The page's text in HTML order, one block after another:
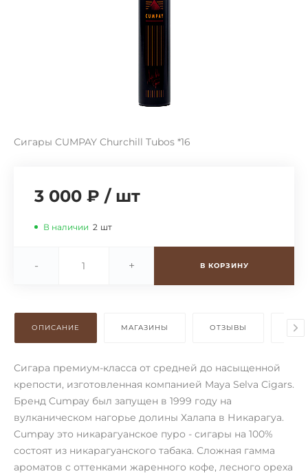
Сигары CUMPAY Churchill Tubos *16
3 000 ₽ / шт
В наличии 2 шт
- + В КОРЗИНУ
ОПИСАНИЕ МАГАЗИНЫ ОТЗЫВЫ
Сигара премиум-класса от средней до насыщенной
крепости, изготовленная компанией Maya Selva Cigars.
Бренд Cumpay был запущен в 1999 году на
вулканическом нагорье долины Халапа в Никарагуа.
Cumpay это никарагуанское пуро - сигары на 100%
состоят из никарагуанского табака. Сложная гамма
ароматов с оттенками жаренного кофе, лесного ореха